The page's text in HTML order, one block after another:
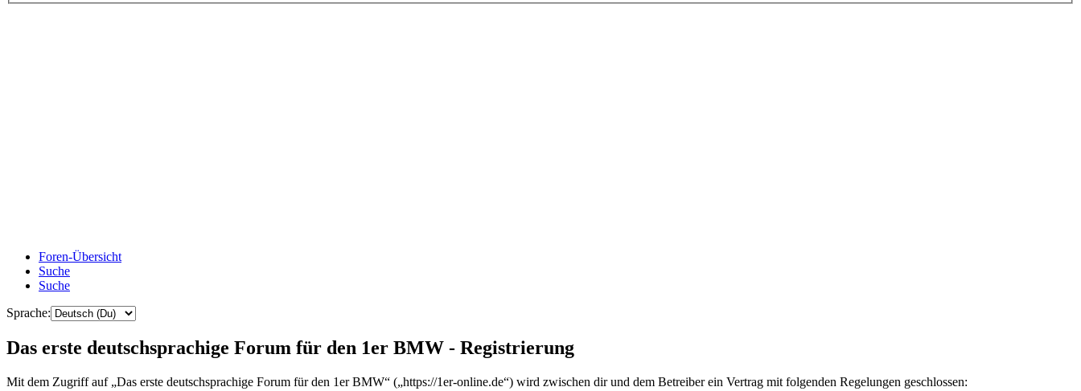
Foren-Übersicht
Suche
Suche
Sprache:
Das erste deutschsprachige Forum für den 1er BMW - Registrierung
Mit dem Zugriff auf „Das erste deutschsprachige Forum für den 1er BMW“ („https://1er-online.de“) wird zwischen dir und dem Betreiber ein Vertrag mit folgenden Regelungen geschlossen: